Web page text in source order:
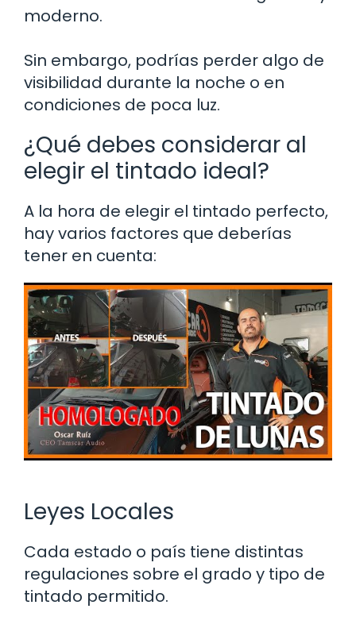
moderno.
Sin embargo, podrías perder algo de
visibilidad durante la noche o en
condiciones de poca luz.
¿Qué debes considerar al
elegir el tintado ideal?
A la hora de elegir el tintado perfecto,
hay varios factores que deberías
tener en cuenta:
Leyes Locales
Cada estado o país tiene distintas
regulaciones sobre el grado y tipo de
tintado permitido.